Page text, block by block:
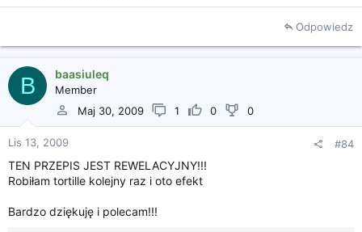
Odpowiedz
B baasiuleq
Member
Maj 30, 2009
1 0 0
Lis 13, 2009 #84
TEN PRZEPIS JEST REWELACYJNY!!!
Robiłam tortille kolejny raz i oto efekt
Bardzo dziękuję i polecam!!!